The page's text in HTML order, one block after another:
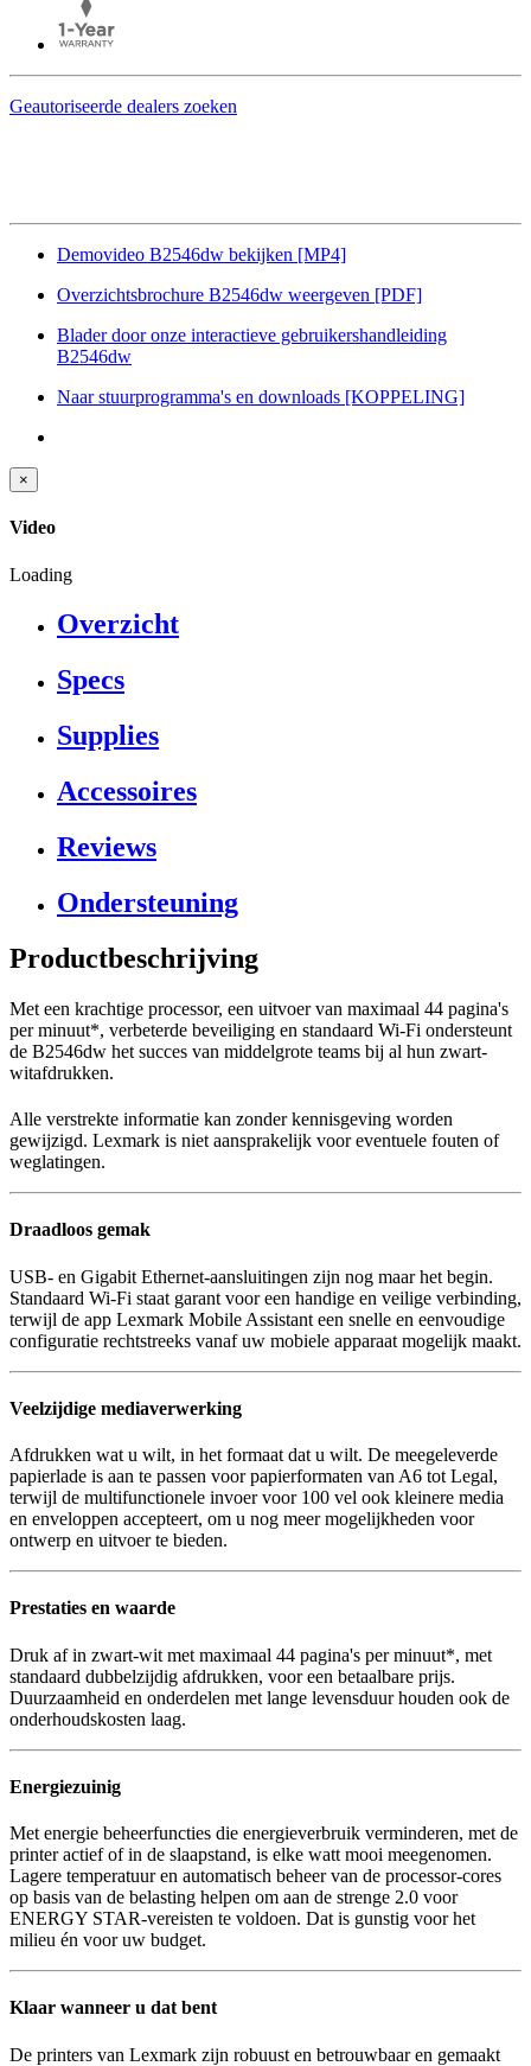
Geautoriseerde dealers zoeken
Demovideo B2546dw bekijken [MP4]
Overzichtsbrochure B2546dw weergeven [PDF]
Blader door onze interactieve gebruikershandleiding
B2546dw
Naar stuurprogramma's en downloads [KOPPELING]
×
Video
Loading
Overzicht
Specs
Supplies
Accessoires
Reviews
Ondersteuning
Productbeschrijving
Met een krachtige processor, een uitvoer van maximaal 44 pagina's
per minuut*, verbeterde beveiliging en standaard Wi-Fi ondersteunt
de B2546dw het succes van middelgrote teams bij al hun zwart-
witafdrukken.
Alle verstrekte informatie kan zonder kennisgeving worden
gewijzigd. Lexmark is niet aansprakelijk voor eventuele fouten of
weglatingen.
Draadloos gemak
USB- en Gigabit Ethernet-aansluitingen zijn nog maar het begin.
Standaard Wi-Fi staat garant voor een handige en veilige verbinding,
terwijl de app Lexmark Mobile Assistant een snelle en eenvoudige
configuratie rechtstreeks vanaf uw mobiele apparaat mogelijk maakt.
Veelzijdige mediaverwerking
Afdrukken wat u wilt, in het formaat dat u wilt. De meegeleverde
papierlade is aan te passen voor papierformaten van A6 tot Legal,
terwijl de multifunctionele invoer voor 100 vel ook kleinere media
en enveloppen accepteert, om u nog meer mogelijkheden voor
ontwerp en uitvoer te bieden.
Prestaties en waarde
Druk af in zwart-wit met maximaal 44 pagina's per minuut*, met
standaard dubbelzijdig afdrukken, voor een betaalbare prijs.
Duurzaamheid en onderdelen met lange levensduur houden ook de
onderhoudskosten laag.
Energiezuinig
Met energie beheerfuncties die energieverbruik verminderen, met de
printer actief of in de slaapstand, is elke watt mooi meegenomen.
Lagere temperatuur en automatisch beheer van de processor-cores
op basis van de belasting helpen om aan de strenge 2.0 voor
ENERGY STAR-vereisten te voldoen. Dat is gunstig voor het
milieu én voor uw budget.
Klaar wanneer u dat bent
De printers van Lexmark zijn robuust en betrouwbaar en gemaakt